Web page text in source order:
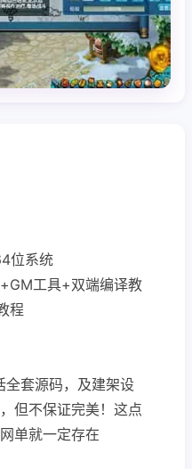
位系统
工具+双端编译教
程
全套源码，及建架设
但不保证完美！这点
单就一定存在